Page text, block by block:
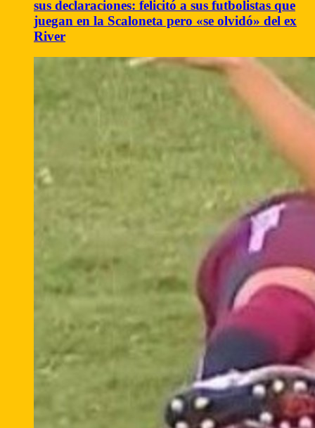
sus declaraciones: felicitó a sus futbolistas que
juegan en la Scaloneta pero «se olvidó» del ex
River